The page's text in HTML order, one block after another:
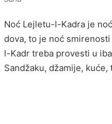
Noć Lejletu-l-Kadra je
dova, to je noć
l-Kadr treba provesti u
Sandžaku, džamije,